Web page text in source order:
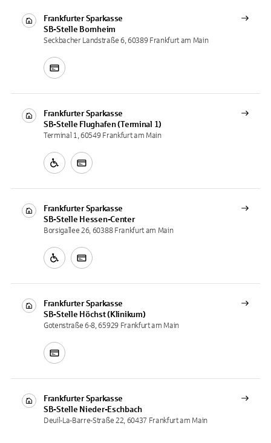
Frankfurter Sparkasse
SB-Stelle Bornheim
Seckbacher Landstraße 6, 60389 Frankfurt am Main
Frankfurter Sparkasse
SB-Stelle Flughafen (Terminal 1)
Terminal 1, 60549 Frankfurt am Main
Frankfurter Sparkasse
SB-Stelle Hessen-Center
Borsigallee 26, 60388 Frankfurt am Main
Frankfurter Sparkasse
SB-Stelle Höchst (Klinikum)
Gotenstraße 6-8, 65929 Frankfurt am Main
Frankfurter Sparkasse
SB-Stelle Nieder-Eschbach
Deuil-La-Barre-Straße 22, 60437 Frankfurt am Main